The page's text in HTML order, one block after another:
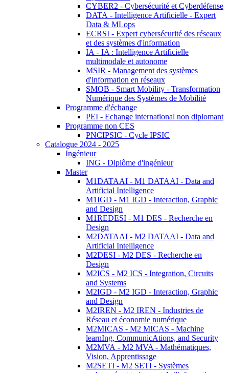
CYBER2 - Cybersécurité et Cyberdéfense
DATA - Intelligence Artificielle - Expert
Data & MLops
ECRSI - Expert cybersécurité des réseaux
et des systèmes d'information
IA - IA : Intelligence Artificielle
multimodale et autonome
MSIR - Management des systèmes
d'information en réseaux
SMOB - Smart Mobility - Transformation
Numérique des Systèmes de Mobilité
Programme d'échange
PEI - Echange international non diplomant
Programme non CES
PNCIPSIC - Cycle IPSIC
Catalogue 2024 - 2025
Ingénieur
ING - Diplôme d'ingénieur
Master
M1DATAAI - M1 DATAAI - Data and
Artificial Intelligence
M1IGD - M1 IGD - Interaction, Graphic
and Design
M1REDESI - M1 DES - Recherche en
Design
M2DATAAI - M2 DATAAI - Data and
Artificial Intelligence
M2DESI - M2 DES - Recherche en
Design
M2ICS - M2 ICS - Integration, Circuits
and Systems
M2IGD - M2 IGD - Interaction, Graphic
and Design
M2IREN - M2 IREN - Industries de
Réseau et économie numérique
M2MICAS - M2 MICAS - Machine
learnIng, CommunicAtions, and Security
M2MVA - M2 MVA - Mathématiques,
Vision, Apprentissage
M2SETI - M2 SETI - Systèmes